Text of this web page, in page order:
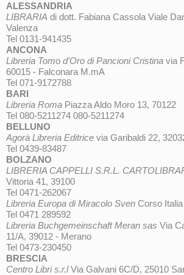
ALESSANDRIA
LIBRARIA di dott. Fabiana Cassola Viale
Valenza
Tel 0131-941435
ANCONA
Libreria Tomo d'Oro di Pancioni Cristina via
60015 - Falconara M.mA
Tel 071-9172788
BARI
Libreria Roma Piazza Aldo Moro 13, 70122
Tel 080-5211274 080-5211274
BELLUNO
Agorà Libreria Editrice via Garibaldi 22,
Tel 0439-83487
BOLZANO
LIBRERIA CAPPELLI S.R.L.
Vittoria 41, 39100
Tel 0471-262067
Libreria Europa di Miracolo Sven Corso
Tel 0471 289592
Libreria Buchgemeinschaft Meran sas Via
11/A, 39012 - Merano
Tel 0473-230450
BRESCIA
Centro Libri s.r.lVia Galvani 6C/D, 25010